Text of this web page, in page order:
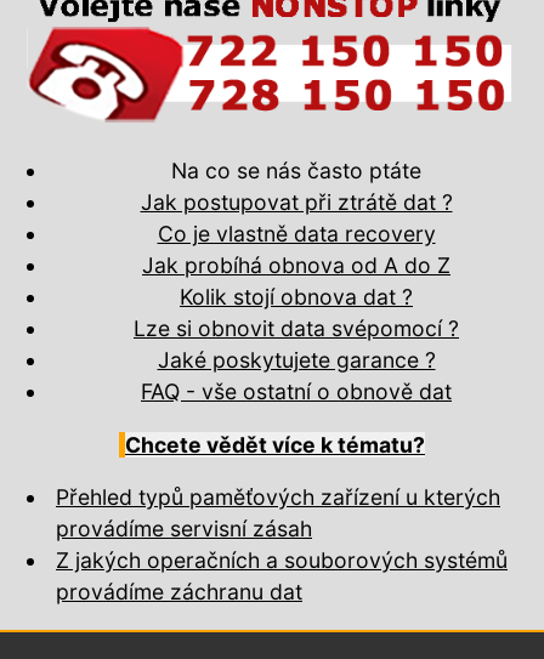
Na co se nás často ptáte
Jak postupovat při ztrátě dat ?
Co je vlastně data recovery
Jak probíhá obnova od A do Z
Kolik stojí obnova dat ?
Lze si obnovit data svépomocí ?
Jaké poskytujete garance ?
FAQ - vše ostatní o obnově dat
Chcete vědět více k tématu?
Přehled typů paměťových zařízení u kterých
provádíme servisní zásah
Z jakých operačních a souborových systémů
provádíme záchranu dat